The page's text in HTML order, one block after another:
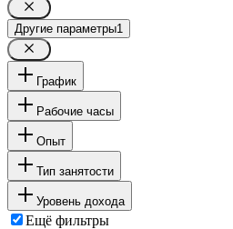
Другие параметры1
График
Рабочие часы
Опыт
Тип занятости
Уровень дохода
Ещё фильтры